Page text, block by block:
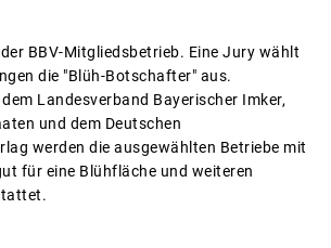
BBV-Mitgliedsbetrieb. Eine Jury wählt
die "Blüh-Botschafter" aus.
Landesverband Bayerischer Imker,
und dem Deutschen
werden die ausgewählten Betriebe mit
für eine Blühfläche und weiteren